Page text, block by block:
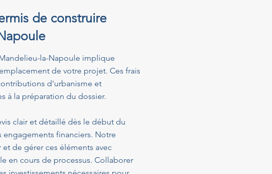
de construire
la-Napoule implique
de votre projet. Ces frais
d'urbanisme et
à la préparation du dossier.
clair et détaillé dès le début du
financiers. Notre
de gérer ces éléments avec
en cours de processus. Collaborer